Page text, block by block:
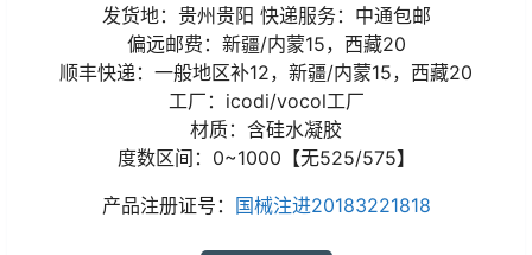
发货地：贵州贵阳 快递服务：中通包邮
偏远邮费：新疆/内蒙15，西藏20
顺丰快递：一般地区补12，新疆/内蒙15，西藏20
工厂：icodi/vocol工厂
材质：含硅水凝胶
度数区间：0~1000【无525/575】
产品注册证号：
国械注进20183221818